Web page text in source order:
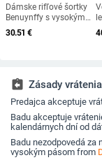
Dámske rifľové šortky
Benuynffy s vysokým
pásom, rovné, 2022,
letné, ležérne,
30.51 €
assignment_return Zásady
Predajca akceptuje
Badu akceptuje
kalendárnych dní od
Badu nezodpovedá
vysokým pásom from